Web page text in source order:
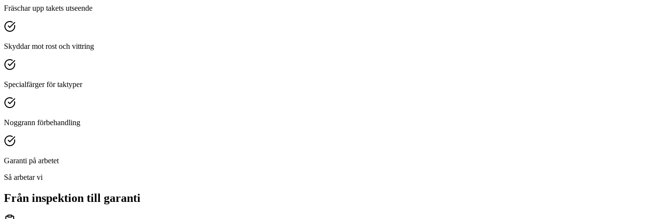
Fräschar upp takets utseende
Skyddar mot rost och vittring
Specialfärger för taktyper
Noggrann förbehandling
Garanti på arbetet
Så arbetar vi
Från inspektion till garanti